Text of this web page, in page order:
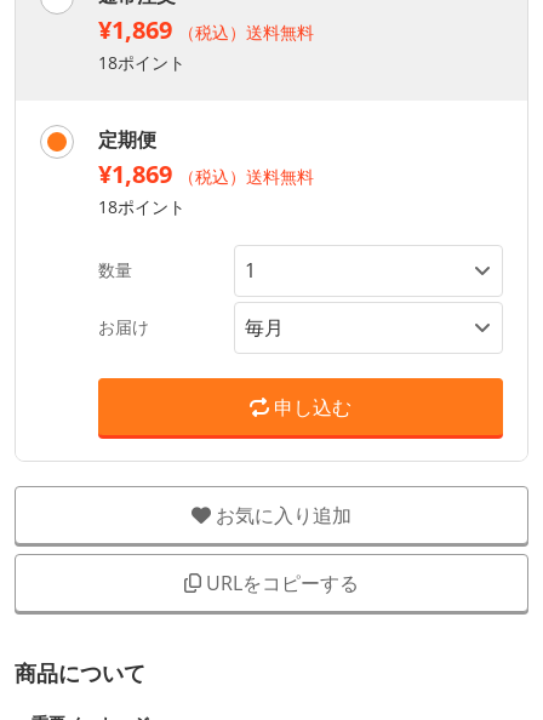
¥1,869
（税込）送料無料
18ポイント
定期便
¥1,869
（税込）送料無料
18ポイント
数量
お届け
申し込む
お気に入り追加
URLをコピーする
商品について